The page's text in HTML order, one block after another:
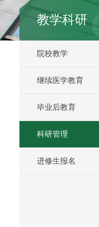
教学科研
院校教学
继续医学教育
毕业后教育
科研管理
进修生报名